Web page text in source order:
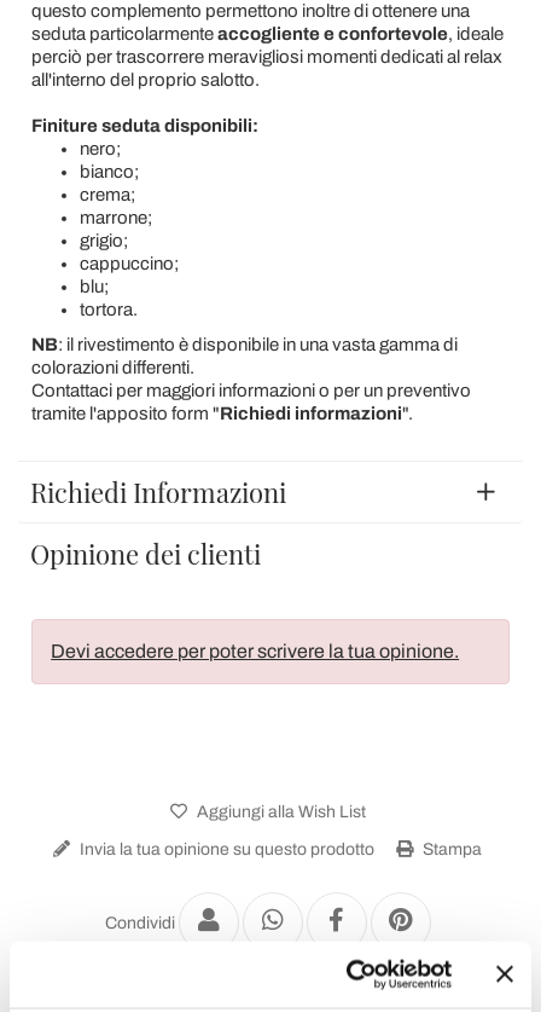
questo complemento permettono inoltre di ottenere una
seduta particolarmenteaccogliente e confortevole, ideale
perciò per trascorrere meravigliosi momenti dedicati al relax
all'interno del proprio salotto.
Finiture seduta disponibili:
nero;
bianco;
crema;
marrone;
grigio;
cappuccino;
blu;
tortora.
NB: il rivestimento è disponibile in una vasta gamma di
colorazioni differenti.
Contattaci per maggiori informazioni o per un preventivo
tramite l'apposito form "Richiedi informazioni".
Richiedi Informazioni
Opinione dei clienti
Devi accedere per poter scrivere la tua opinione.
Aggiungi alla Wish List
Invia la tua opinione su questo prodotto Stampa
Condividi